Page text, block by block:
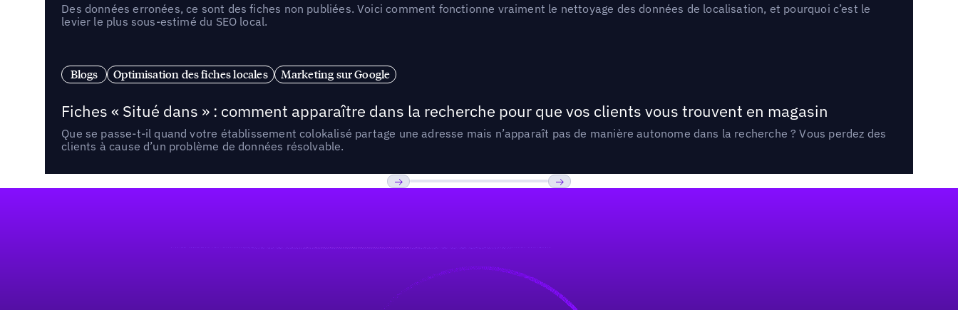
Des données erronées, ce sont des fiches non publiées. Voici comment fonctionne vraiment le nettoyage des données de localisation, et pourquoi c’est le
levier le plus sous-estimé du SEO local.
Blogs Optimisation des fiches locales Marketing sur Google
Fiches « Situé dans » : comment apparaître dans la recherche pour que vos clients vous trouvent en magasin
Que se passe-t-il quand votre établissement colokalisé partage une adresse mais n’apparaît pas de manière autonome dans la recherche ? Vous perdez des
clients à cause d’un problème de données résolvable.